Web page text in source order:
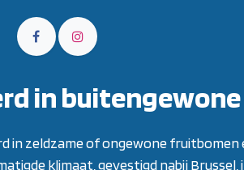
in
in zeldzame of ongewone
klimaat, gevestigd nabij Brussel,